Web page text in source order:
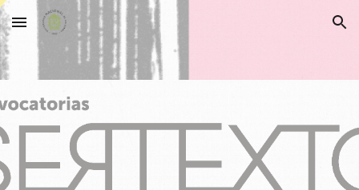
Skip to main content Skip to navigation